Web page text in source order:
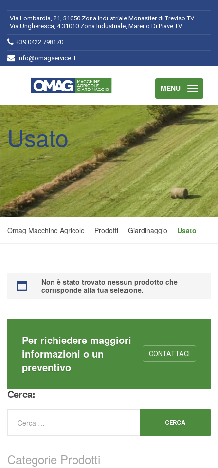
Via Lombardia, 21, 31050 Zona Industriale Monastier di Treviso TV
Via Ungheresca, 4 31010 Zona Industriale, Mareno Di Piave TV
+39 0422 798170
info@omagservice.it
MENU
Usato
Omag Macchine Agricole Prodotti Giardinaggio Usato
Non è stato trovato nessun prodotto che
corrisponde alla tua selezione.
Per richiedere maggiori
informazioni o un
preventivo
CONTATTACI
Cerca:
Categorie Prodotti